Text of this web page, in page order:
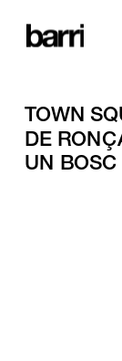
TOWN
UN BOSC